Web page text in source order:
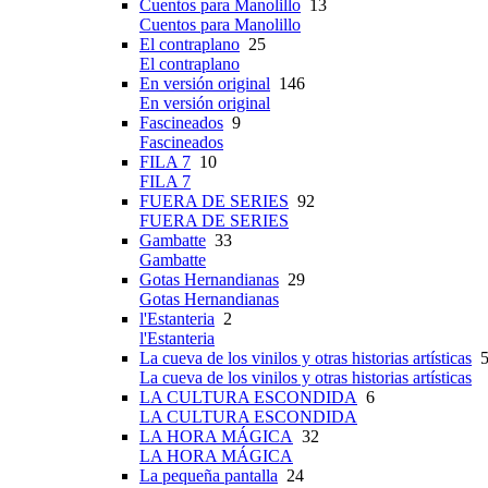
Cuentos para Manolillo 13
Cuentos para Manolillo
El contraplano 25
El contraplano
En versión original 146
En versión original
Fascineados 9
Fascineados
FILA 7 10
FILA 7
FUERA DE SERIES 92
FUERA DE SERIES
Gambatte 33
Gambatte
Gotas Hernandianas 29
Gotas Hernandianas
l'Estanteria 2
l'Estanteria
La cueva de los vinilos y otras historias artísticas
La cueva de los vinilos y otras historias artísticas
LA CULTURA ESCONDIDA 6
LA CULTURA ESCONDIDA
LA HORA MÁGICA 32
LA HORA MÁGICA
La pequeña pantalla 24